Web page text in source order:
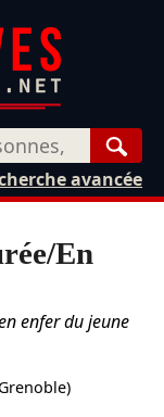
avancée
En
enfer du jeune